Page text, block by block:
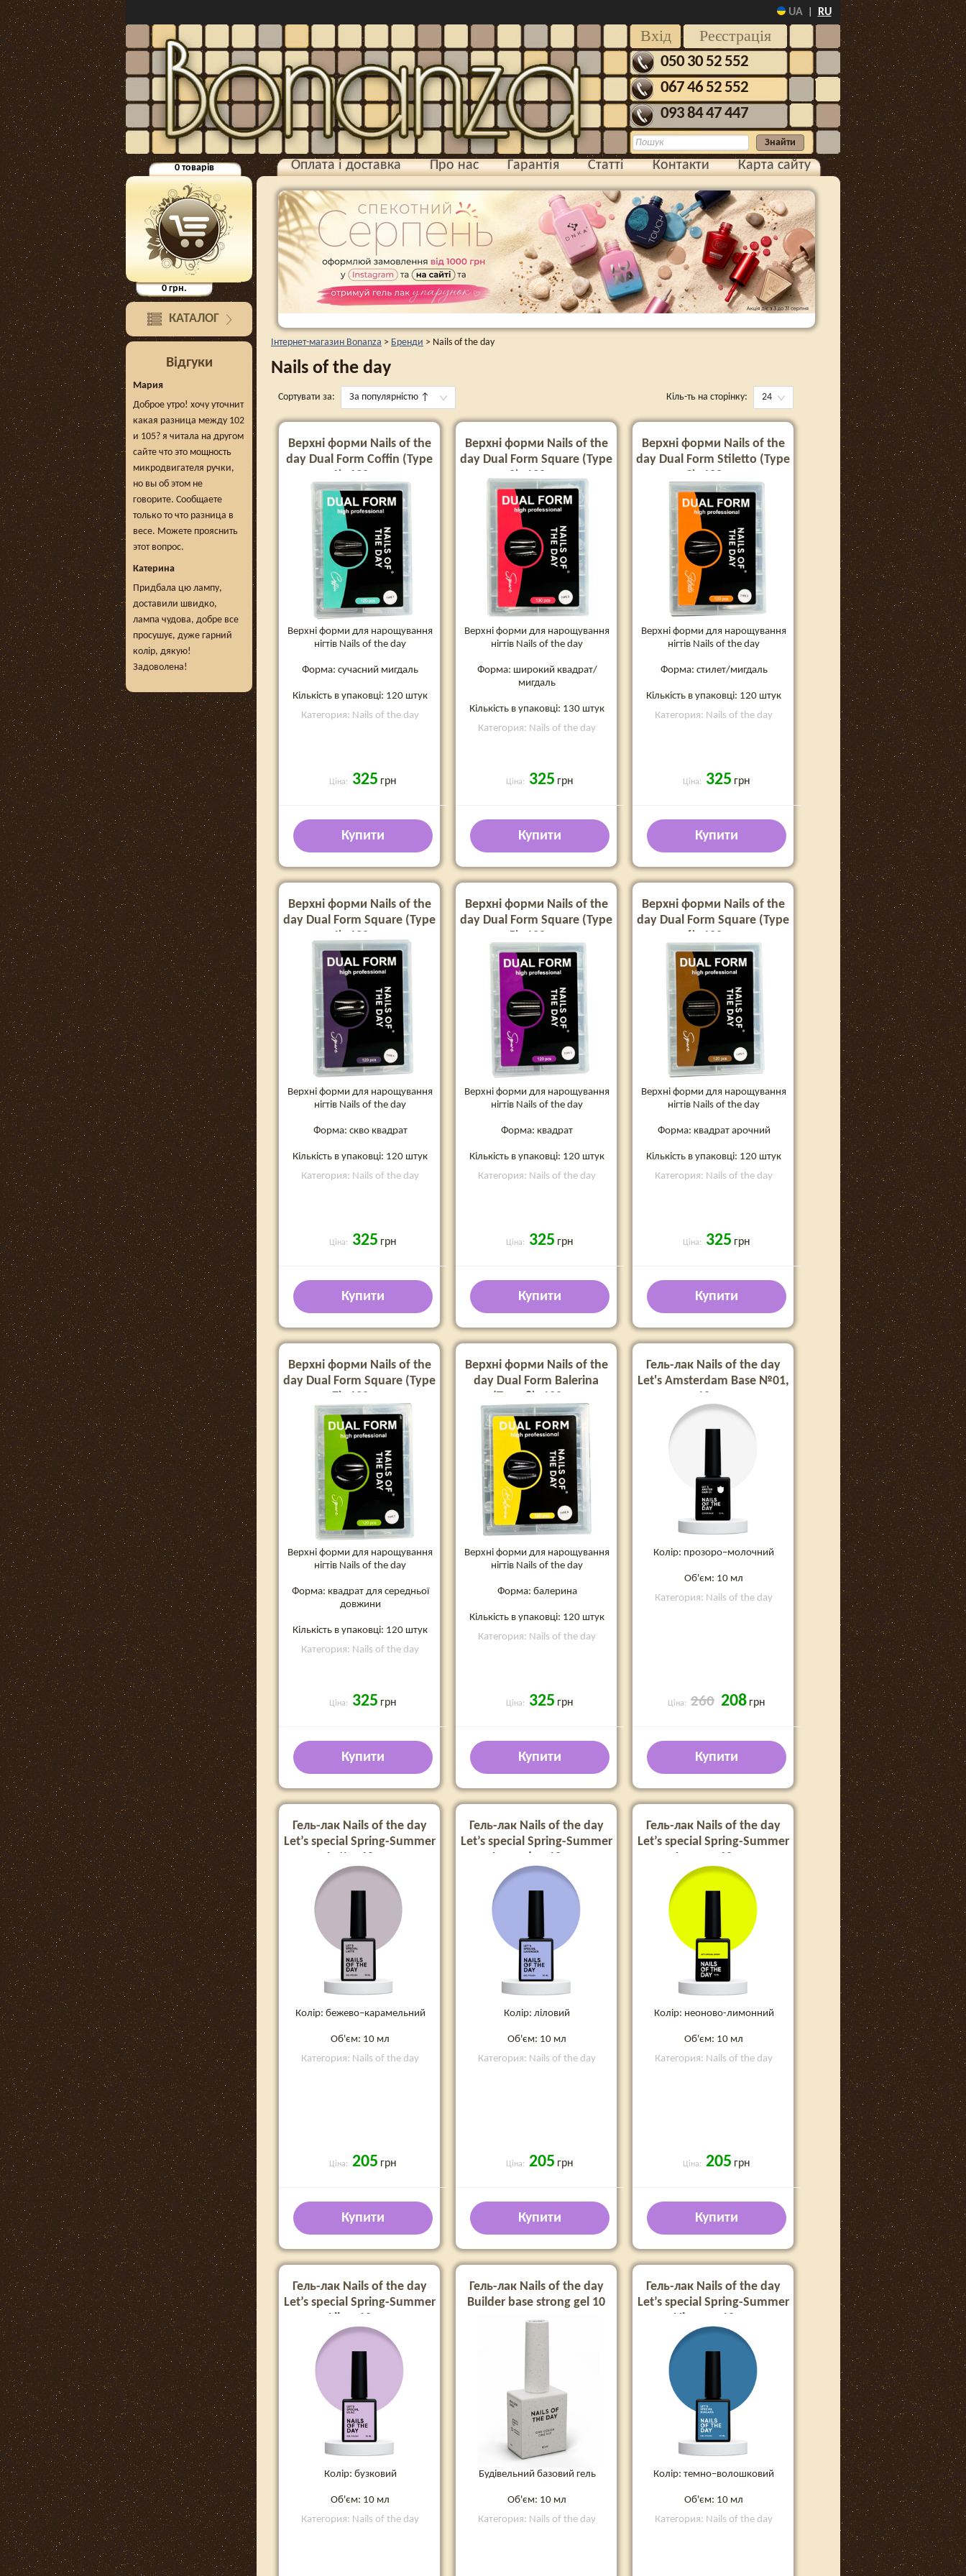
UA RU
Реєстрація
Вхід
050 30 52 552
067 46 52 552
093 84 47 447
0 товарів
0грн.
КАТАЛОГ
Відгуки
Мария
Доброе утро! хочу уточнит
какая разница между 102
и 105? я читала на другом
сайте что это мощность
микродвигателя ручки,
но вы об этом не
говорите. Сообщаете
только то что разница в
весе. Можете прояснить
этот вопрос.
Катерина
Придбала цю лампу,
доставили швидко,
лампа чудова, добре все
просушує, дуже гарний
колір, дякую!
Задоволена!
Оплата і доставка Про нас Гарантія Статті Контакти Карта сайту
Інтернет-магазин Bonanza > Бренди > Nails of the day
Nails of the day
Сортувати за: За популярністю ↑ Кіль-ть на сторінку: 24
Верхні форми Nails of the
day Dual Form Coffin (Type
1), 120 шт
Верхні форми для нарощування
нігтів Nails of the day
Форма: сучасний мигдаль
Кількість в упаковці: 120 штук
Категория: Nails of the day
Ціна: 325 грн
Купити
Верхні форми Nails of the
day Dual Form Square (Type
2), 130 шт
Верхні форми для нарощування
нігтів Nails of the day
Форма: широкий квадрат/
мигдаль
Кількість в упаковці: 130 штук
Категория: Nails of the day
Ціна: 325 грн
Купити
Верхні форми Nails of the
day Dual Form Stiletto (Type
3), 120 шт
Верхні форми для нарощування
нігтів Nails of the day
Форма: стилет/мигдаль
Кількість в упаковці: 120 штук
Категория: Nails of the day
Ціна: 325 грн
Купити
Верхні форми Nails of the
day Dual Form Square (Type
4), 120 шт
Верхні форми для нарощування
нігтів Nails of the day
Форма: скво квадрат
Кількість в упаковці: 120 штук
Категория: Nails of the day
Ціна: 325 грн
Купити
Верхні форми Nails of the
day Dual Form Square (Type
5), 120 шт
Верхні форми для нарощування
нігтів Nails of the day
Форма: квадрат
Кількість в упаковці: 120 штук
Категория: Nails of the day
Ціна: 325 грн
Купити
Верхні форми Nails of the
day Dual Form Square (Type
6), 120 шт
Верхні форми для нарощування
нігтів Nails of the day
Форма: квадрат арочний
Кількість в упаковці: 120 штук
Категория: Nails of the day
Ціна: 325 грн
Купити
Верхні форми Nails of the
day Dual Form Square (Type
7), 120 шт
Верхні форми для нарощування
нігтів Nails of the day
Форма: квадрат для середньої
довжини
Кількість в упаковці: 120 штук
Категория: Nails of the day
Ціна: 325 грн
Купити
Верхні форми Nails of the
day Dual Form Balerina
(Type 8), 120 шт
Верхні форми для нарощування
нігтів Nails of the day
Форма: балерина
Кількість в упаковці: 120 штук
Категория: Nails of the day
Ціна: 325 грн
Купити
Гель-лак Nails of the day
Let's Amsterdam Base №01,
10 мл
Колір: прозоро–молочний
Об'єм: 10 мл
Категория: Nails of the day
Ціна: 260 208 грн
Купити
Гель-лак Nails of the day
Let’s special Spring-Summer
Latte, 10 мл
Колір: бежево–карамельний
Об'єм: 10 мл
Категория: Nails of the day
Ціна: 205 грн
Купити
Гель-лак Nails of the day
Let’s special Spring-Summer
Lavender, 10 мл
Колір: ліловий
Об'єм: 10 мл
Категория: Nails of the day
Ціна: 205 грн
Купити
Гель-лак Nails of the day
Let’s special Spring-Summer
Lemon, 10 мл
Колір: неоново-лимонний
Об'єм: 10 мл
Категория: Nails of the day
Ціна: 205 грн
Купити
Гель-лак Nails of the day
Let’s special Spring-Summer
Lilac, 10 мл
Колір: бузковий
Об'єм: 10 мл
Категория: Nails of the day
Гель-лак Nails of the day
Builder base strong gel 10
мл
Будівельний базовий гель
Об'єм: 10 мл
Категория: Nails of the day
Гель-лак Nails of the day
Let’s special Spring-Summer
Niagara, 10 мл
Колір: темно–волошковий
Об'єм: 10 мл
Категория: Nails of the day